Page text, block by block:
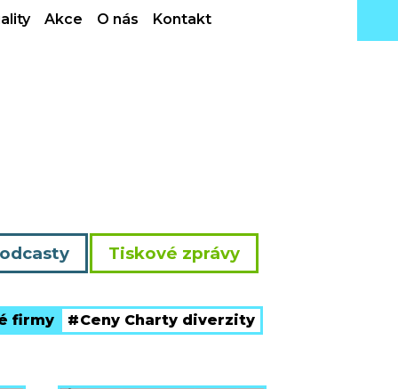
Akce O nás Kontakt
Tiskové zprávy
firmy Ceny Charty diverzity